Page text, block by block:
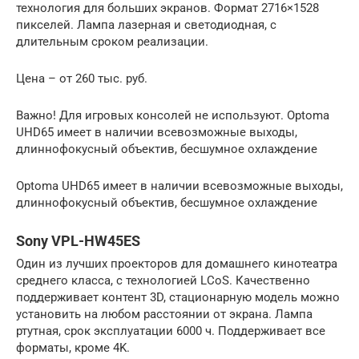
технология для больших экранов. Формат 2716×1528
пикселей. Лампа лазерная и светодиодная, с
длительным сроком реализации.
Цена – от 260 тыс. руб.
Важно! Для игровых консолей не используют. Optoma
UHD65 имеет в наличии всевозможные выходы,
длиннофокусный объектив, бесшумное охлаждение
Optoma UHD65 имеет в наличии всевозможные выходы,
длиннофокусный объектив, бесшумное охлаждение
Sony VPL-HW45ES
Один из лучших проекторов для домашнего кинотеатра
среднего класса, с технологией LCoS. Качественно
поддерживает контент 3D, стационарную модель можно
установить на любом расстоянии от экрана. Лампа
ртутная, срок эксплуатации 6000 ч. Поддерживает все
форматы, кроме 4K.